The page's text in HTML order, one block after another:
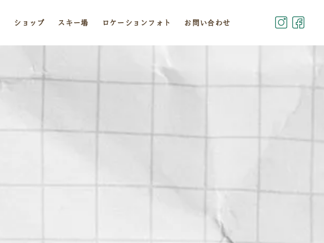
ショップ スキー場 ロケーションフォト お問い合わせ